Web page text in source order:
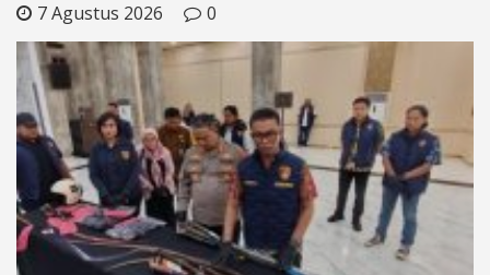
7 Agustus 2026 0